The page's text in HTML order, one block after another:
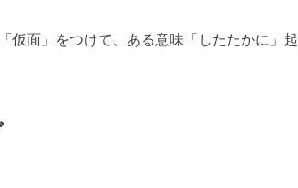
面」をつけて、ある意味「したたかに」起